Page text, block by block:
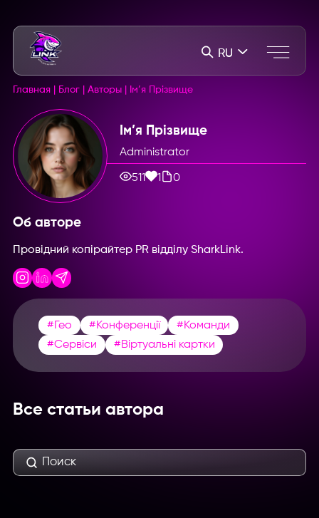
RU
Главная Блог Авторы Ім’я Прізвище
Ім’я Прізвище
Administrator
511 1 0
Об авторе
Провідний копірайтер PR відділу SharkLink.
#Гео #Конференції
#Команди
#Сервіси
#Віртуальні картки
Все статьи автора